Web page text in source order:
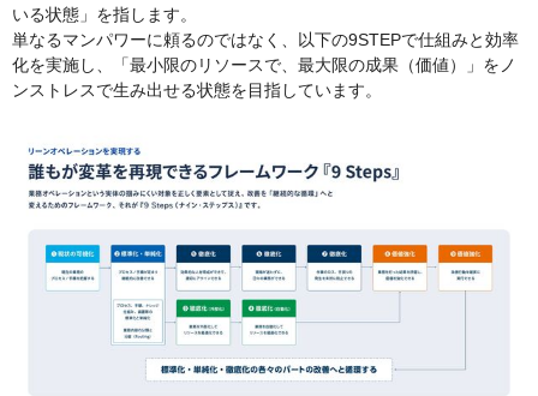
いる状態」を指します。
単なるマンパワーに頼るのではなく、以下の9STEPで仕組みと効率
化を実施し、「最小限のリソースで、最大限の成果（価値）」をノ
ンストレスで生み出せる状態を目指しています。